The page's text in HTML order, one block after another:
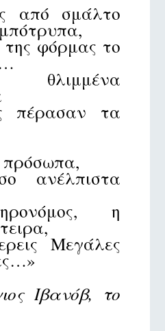
από σμάλτο
της φόρμας το
πέρασαν τα
πρόσωπα,
ανέλπιστα
η
Μεγάλες
Ιβανόβ, το